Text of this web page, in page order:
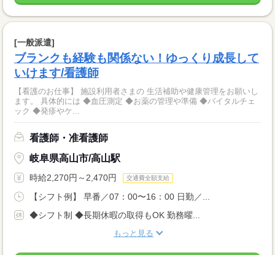
[一般派遣]
ブランクも経験も関係ない！ゆっくり成長して
いけます/看護師
【看護のお仕事】 施設利用者さまの 生活補助や健康管理をお願いし
ます。 具体的には ◆血圧測定 ◆お薬の管理や準備 ◆バイタルチェ
ック ◆発疹やケ...
看護師・准看護師
岐阜県高山市/高山駅
時給2,270円～2,470円 交通費全額支給
【シフト例】 早番／07：00〜16：00 日勤／...
◆シフト制 ◆長期休暇の取得もOK 勤務曜...
もっと見る